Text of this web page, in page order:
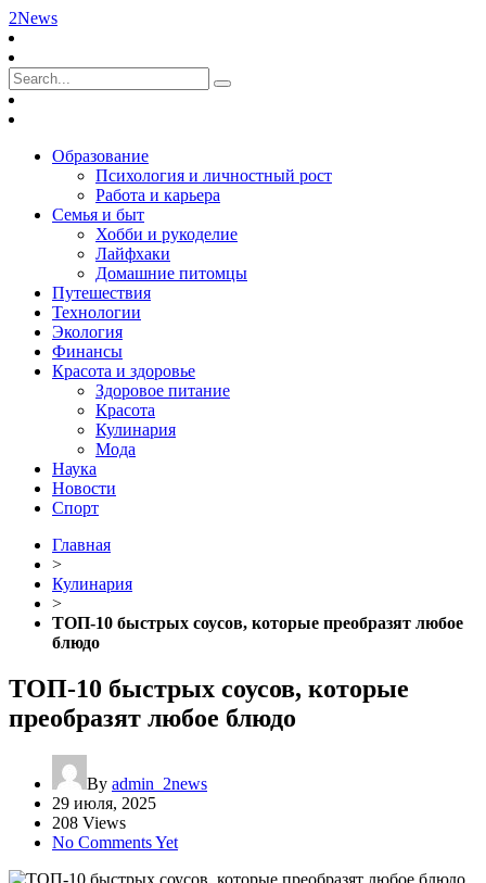
2News
Образование
Психология и личностный рост
Работа и карьера
Семья и быт
Хобби и рукоделие
Лайфхаки
Домашние питомцы
Путешествия
Технологии
Экология
Финансы
Красота и здоровье
Здоровое питание
Красота
Кулинария
Мода
Наука
Новости
Спорт
Главная
>
Кулинария
>
ТОП-10 быстрых соусов, которые преобразят любое
блюдо
ТОП-10 быстрых соусов, которые
преобразят любое блюдо
By admin_2news
29 июля, 2025
208 Views
No Comments Yet